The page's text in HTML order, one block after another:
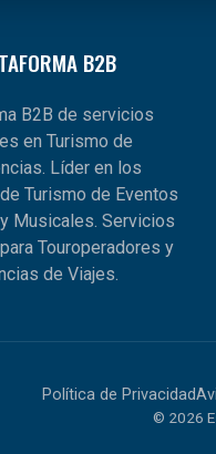
B2B
B2B de servicios
en Turismo de
Líder en los
Turismo de Eventos
Musicales. Servicios
Touroperadores y
de Viajes.
Política de Privacidad
© 2026